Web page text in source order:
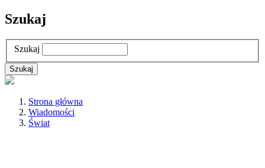
Szukaj
Szukaj
Strona główna
Wiadomości
Świat